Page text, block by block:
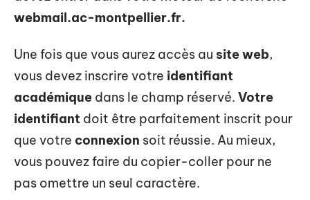
webmail.ac-montpellier.fr.
Une fois que vous aurez accès au site web,
vous devez inscrire votre identifiant
académique dans le champ réservé. Votre
identifiant doit être parfaitement inscrit pour
que votre connexion soit réussie. Au mieux,
vous pouvez faire du copier-coller pour ne
pas omettre un seul caractère.